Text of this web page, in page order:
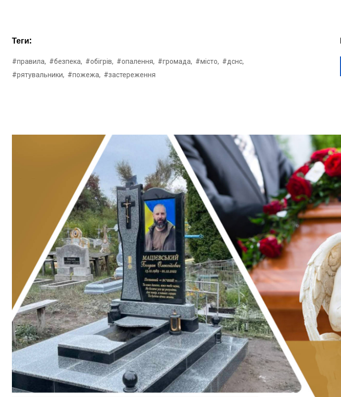
Теги:
#правила, #безпека, #обігрів, #опалення, #громада, #місто, #дснс,
#рятувальники, #пожежа, #застереження